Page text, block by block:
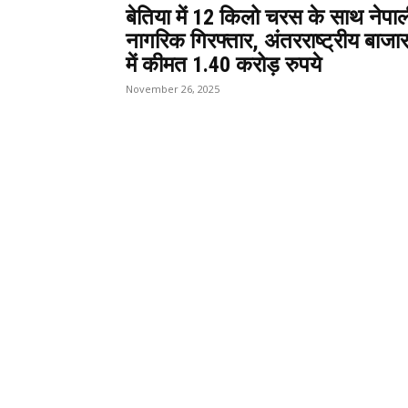
बेतिया में 12 किलो चरस के साथ
नागरिक गिरफ्तार, अंतरराष्ट्रीय बाजार
में कीमत 1.40 करोड़ रुपये
November 26, 2025